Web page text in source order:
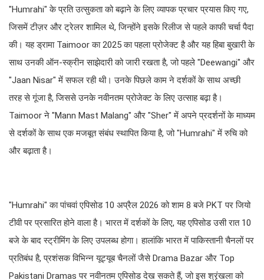
"Humrahi" के प्रति उत्सुकता को बढ़ाने के लिए व्यापक प्रचार प्रयास किए गए,
जिसमें टीज़र और ट्रेलर शामिल थे, जिन्होंने इसके रिलीज से पहले काफी चर्चा पैदा
की। यह ड्रामा Taimoor का 2025 का पहला प्रोजेक्ट है और यह हिबा बुखारी के
साथ उनकी ऑन-स्क्रीन साझेदारी को जारी रखता है, जो पहले "Deewangi" और
"Jaan Nisar" में सफल रही थी। उनके पिछले काम ने दर्शकों के साथ अच्छी
तरह से गूंजा है, जिससे उनके नवीनतम प्रोजेक्ट के लिए उत्साह बढ़ा है।
Taimoor ने "Mann Mast Malang" और "Sher" में अपने प्रदर्शनों के माध्यम
से दर्शकों के साथ एक मजबूत संबंध स्थापित किया है, जो "Humrahi" में रुचि को
और बढ़ाता है।
"Humrahi" का पांचवां एपिसोड 10 अप्रैल 2026 को शाम 8 बजे PKT पर जियो
टीवी पर प्रसारित होने वाला है। भारत में दर्शकों के लिए, यह एपिसोड उसी रात 10
बजे के बाद स्ट्रीमिंग के लिए उपलब्ध होगा। हालांकि भारत में पाकिस्तानी चैनलों पर
प्रतिबंध है, प्रशंसक विभिन्न यूट्यूब चैनलों जैसे Drama Bazar और Top
Pakistani Dramas पर नवीनतम एपिसोड देख सकते हैं, जो इस श्रृंखला को